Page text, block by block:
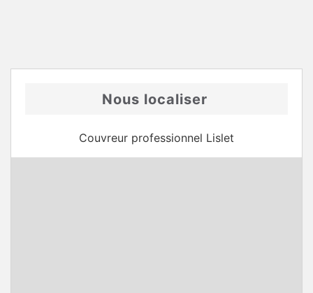
Nous localiser
Couvreur professionnel Lislet